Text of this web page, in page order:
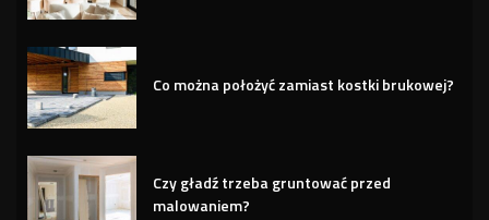
Co można położyć zamiast kostki brukowej?
Czy gładź trzeba gruntować przed
malowaniem?